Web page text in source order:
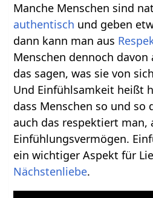
Manche Menschen sind
authentisch und geben
dann kann man aus
Menschen dennoch davon
das sagen, was sie von
Und Einfühlsamkeit heißt
dass Menschen so und so
auch das respektiert man,
Einfühlungsvermögen.
ein wichtiger Aspekt für
Nächstenliebe.